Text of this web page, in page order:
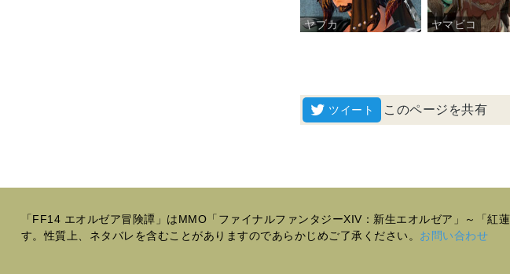
ヤブカ ヤマビコ
このページを共有
「FF14 エオルゼア冒険譚」はMMO「ファイナルファンタジーXIV：新生エオルゼア」～「
す。性質上、ネタバレを含むことがありますのであらかじめご了承ください。 お問い合わせ